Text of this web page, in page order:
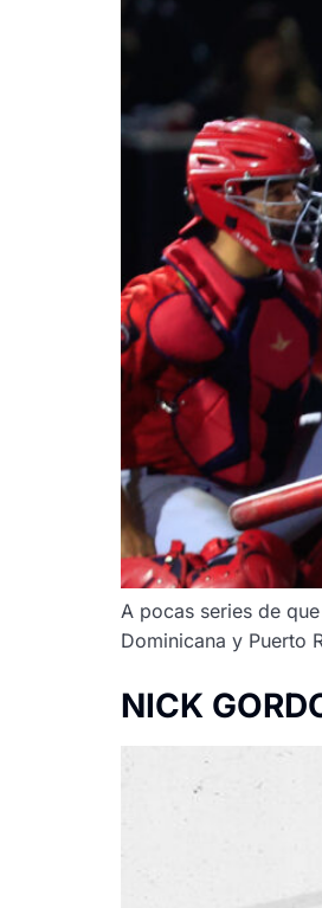
A pocas series de
Dominicana y Puerto
NICK